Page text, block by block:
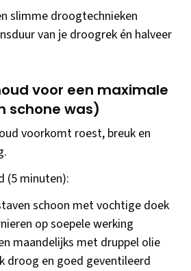
slimme droogtechnieken
van je droogrek én halveer
voor een maximale
schone was)
voorkomt roest, breuk en
(5 minuten):
schoon met vochtige doek
op soepele werking
maandelijks met druppel olie
droog en goed geventileerd